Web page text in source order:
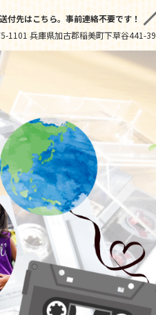
送付先はこちら。 事前連絡不要です！
1101 兵庫県加古郡稲美町下草谷441-39